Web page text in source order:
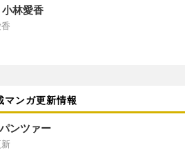
林愛香
マンガ更新情報
ンツァー